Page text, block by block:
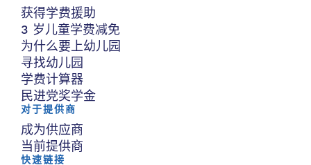
获得学费援助
3 岁儿童学费减免
为什么要上幼儿园
寻找幼儿园
学费计算器
民进党奖学金
对于提供商
成为供应商
当前提供商
快速链接